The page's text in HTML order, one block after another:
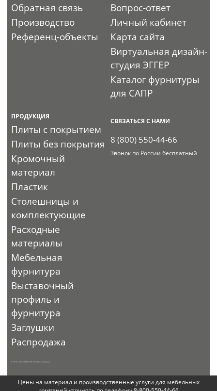
Обратная связь
Производство
Референц-объекты
Вопрос-ответ
Личный кабинет
Карта сайта
Виртуальная дизайн-
студия ЭГГЕР
Каталог фурнитуры
для САПР
ПРОДУКЦИЯ
Плиты с покрытием
Плиты без покрытия
Кромочный
материал
Пластик
Столешницы и
комплектующие
Расходные
материалы
Мебельная
фурнитура
Выставочный
профиль и
фурнитура
Заглушки
Распродажа
СВЯЗАТЬСЯ С НАМИ
8 (800) 550-44-66
Звонок по России бесплатный
© 2010 - 2026. ЭКСПО-ТОРГ. Все права защищены.
Цены на материал и производственные услуги для мебельных